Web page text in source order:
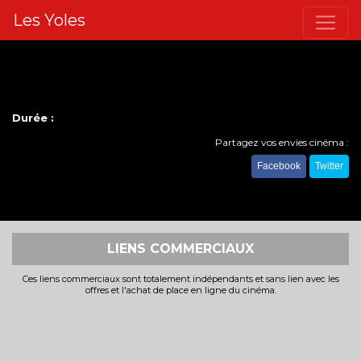
Les Yoles
Durée :
Partagez vos envies cinéma :
Facebook Twitter
LIENS COMMERCIAUX
Ces liens commerciaux sont totalement indépendants et sans lien avec les
offres et l'achat de place en ligne du cinéma.